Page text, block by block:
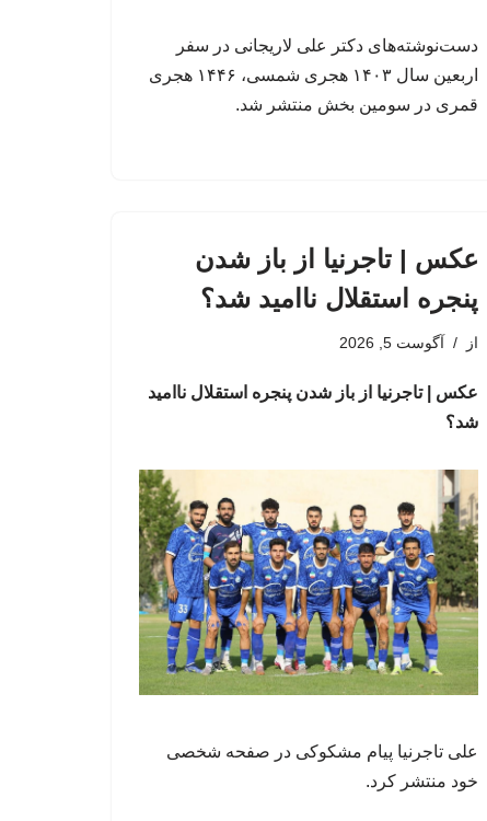
دست‌نوشته‌های دکتر علی لاریجانی در سفر
اربعین سال ۱۴۰۳ هجری شمسی، ۱۴۴۶ هجری
قمری در سومین بخش منتشر شد.
عکس | تاجرنیا از باز شدن
پنجره استقلال ناامید شد؟
از آگوست 5, 2026
عکس | تاجرنیا از باز شدن پنجره استقلال ناامید
شد؟
علی تاجرنیا پیام مشکوکی در صفحه شخصی
خود منتشر کرد.